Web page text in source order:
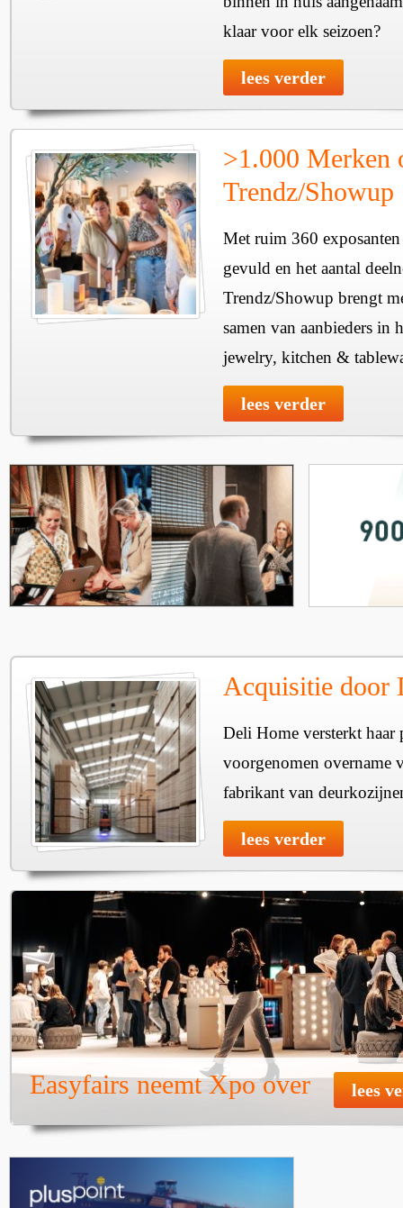
klaar voor elk seizoen?
lees verder
>1.000 Merken
Trendz/Showup
Met ruim 360
gevuld en het aantal
Trendz/Showup brengt
samen van aanbieders in
jewelry, kitchen &
lees verder
Acquisitie door
Deli Home versterkt haar
voorgenomen overname
fabrikant van
lees verder
Easyfairs neemt Xpo over lees